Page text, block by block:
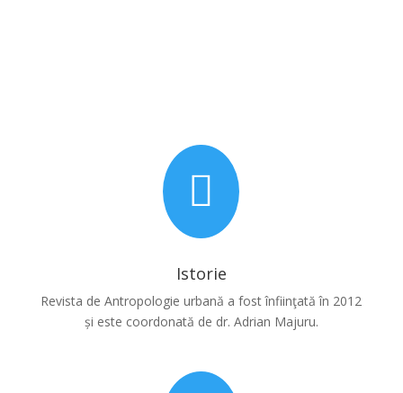

Istorie
Revista de Antropologie urbană a fost înfiinţată în 2012
și este coordonată de dr. Adrian Majuru.